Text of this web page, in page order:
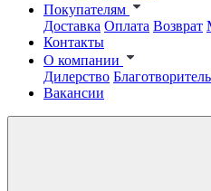
Покупателям
Доставка Оплата Возврат
Контакты
О компании
Дилерство
Вакансии